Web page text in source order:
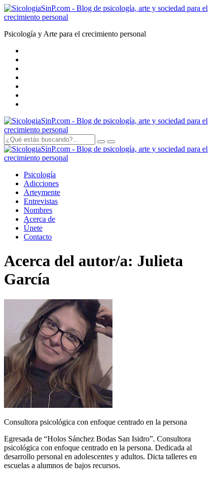
Psicología y Arte para el crecimiento personal
Psicología
Adicciones
Arteymente
Entrevistas
Nombres
Acerca de
Únete
Contacto
Acerca del autor/a: Julieta
García
Consultora psicológica con enfoque centrado en la persona
Egresada de “Holos Sánchez Bodas San Isidro”. Consultora
psicológica con enfoque centrado en la persona. Dedicada al
desarrollo personal en adolescentes y adultos. Dicta talleres en
escuelas a alumnos de bajos recursos.